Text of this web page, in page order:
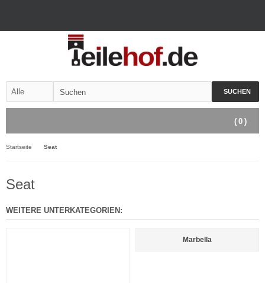
SUCHEN
( 0 )
Startseite Seat
Seat
WEITERE UNTERKATEGORIEN:
Marbella